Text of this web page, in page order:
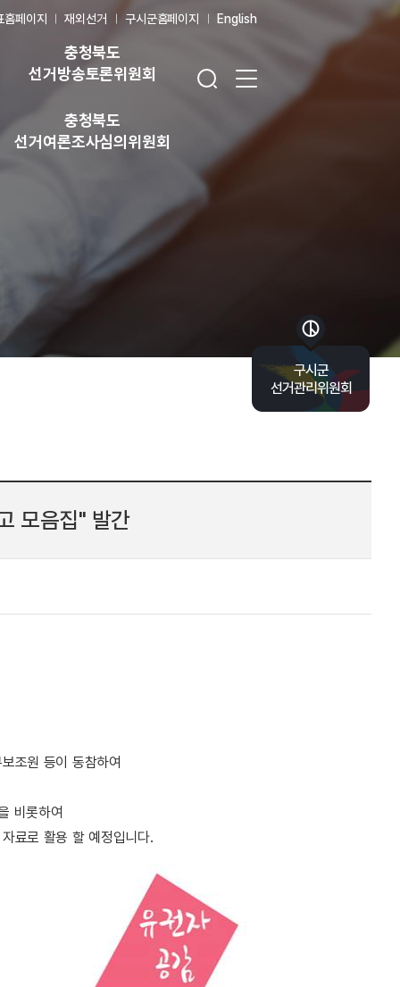
홈페이지 재외선거 구시군홈페이지 English
충청북도
선거방송토론위원회
충청북도
선거여론조사심의위원회
모음집" 발간
조원 등이 동참하여
비롯하여
료로 활용 할 예정입니다.
구시군
선거관리위원회
바로가기 목록 열기